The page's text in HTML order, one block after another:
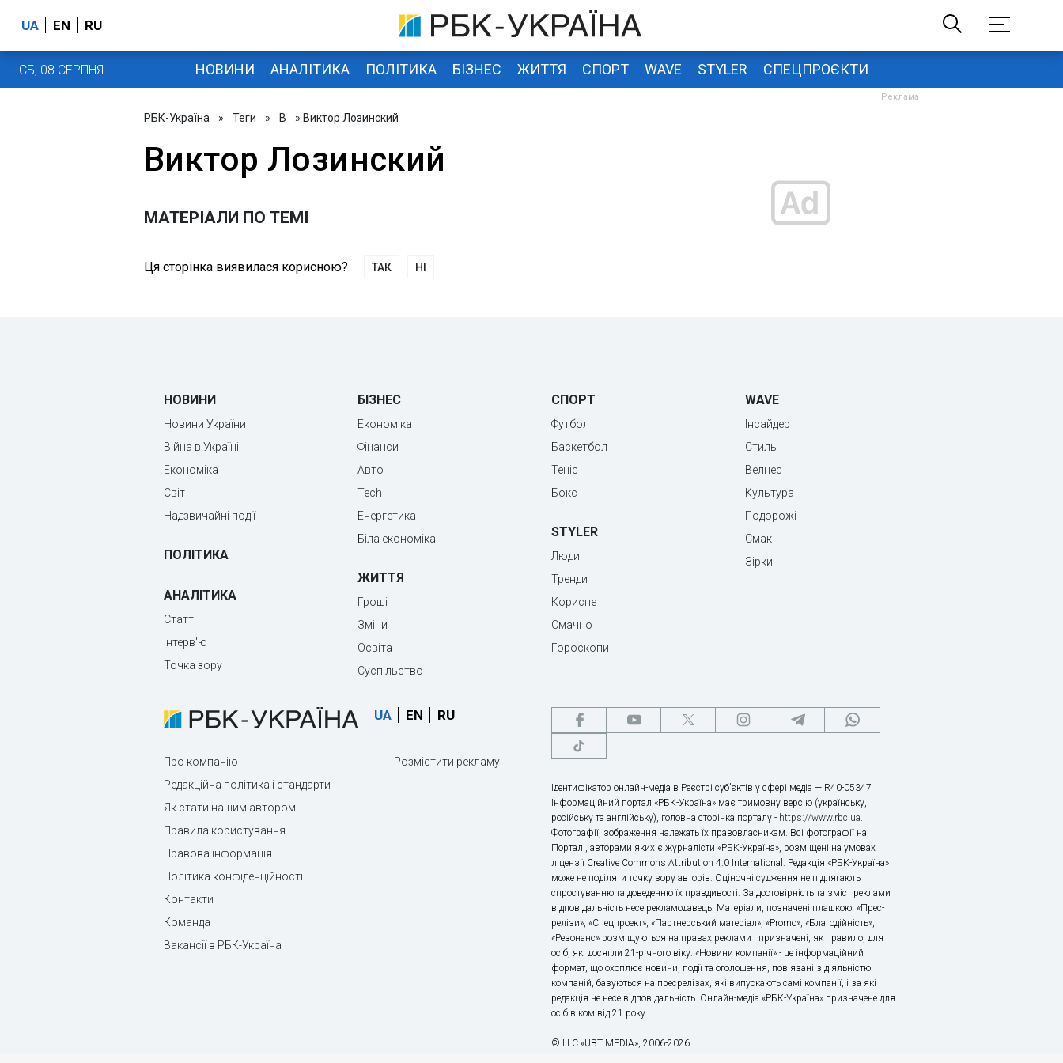
UA EN RU
СБ, 08 СЕРПНЯ НОВИНИ АНАЛІТИКА ПОЛІТИКА БІЗНЕС ЖИТТЯ СПОРТ WAVE STYLER СПЕЦПРОЄКТИ
РБК-Україна » Теги » В » Виктор Лозинский
Виктор Лозинский
МАТЕРІАЛИ ПО ТЕМІ
Ця сторінка виявилася корисною? ТАК НІ
НОВИНИ
Новини України
Війна в Україні
Економіка
Світ
Надзвичайні події
ПОЛІТИКА
АНАЛІТИКА
Статті
Інтерв'ю
Точка зору
БІЗНЕС
Економіка
Фінанси
Авто
Tech
Енергетика
Біла економіка
ЖИТТЯ
Гроші
Зміни
Освіта
Суспільство
СПОРТ
Футбол
Баскетбол
Теніс
Бокс
STYLER
Люди
Тренди
Корисне
Смачно
Гороскопи
WAVE
Інсайдер
Стиль
Велнес
Культура
Подорожі
Смак
Зірки
UA EN RU
Про компанію
Редакційна політика і стандарти
Як стати нашим автором
Правила користування
Правова інформація
Політика конфіденційності
Контакти
Команда
Вакансії в РБК-Україна
Розмістити рекламу
Ідентифікатор онлайн-медіа в Реєстрі суб’єктів у сфері медіа — R40-05347
Інформаційний портал «РБК-Україна» має тримовну версію (українську,
російську та англійську), головна сторінка порталу - https://www.rbc.ua.
Фотографії, зображення належать їх правовласникам. Всі фотографії на
Порталі, авторами яких є журналісти «РБК-Україна», розміщені на умовах
ліцензії Creative Commons Attribution 4.0 International. Редакція «РБК-Україна»
може не поділяти точку зору авторів. Оціночні судження не підлягають
спростуванню та доведенню їх правдивості. За достовірність та зміст реклами
відповідальність несе рекламодавець. Матеріали, позначені плашкою: «Прес-
релізи», «Спецпроект», «Партнерський матеріал», «Promo», «Благодійність»,
«Резонанс» розміщуються на правах реклами і призначені, як правило, для
осіб, які досягли 21-річного віку. «Новини компанії» - це інформаційний
формат, що охоплює новини, події та оголошення, пов'язані з діяльністю
компаній, базуються на пресрелізах, які випускають самі компанії, і за які
редакція не несе відповідальність. Онлайн-медіа «РБК-Україна» призначене для
осіб віком від 21 року.
© LLC «UBT MEDIA», 2006-2026.